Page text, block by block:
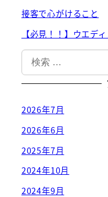
接客で心がけること
【必見！！】ウエデ
索
2026年7月
2026年6月
2025年7月
2024年10月
2024年9月